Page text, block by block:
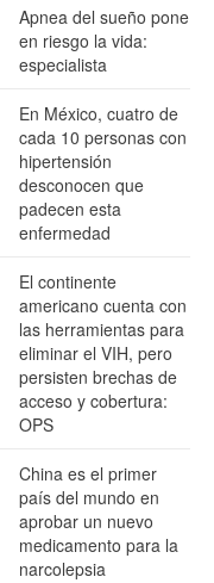
Apnea del sueño pone
en riesgo la vida:
especialista
En México, cuatro de
cada 10 personas con
hipertensión
desconocen que
padecen esta
enfermedad
El continente
americano cuenta con
las herramientas para
eliminar el VIH, pero
persisten brechas de
acceso y cobertura:
OPS
China es el primer
país del mundo en
aprobar un nuevo
medicamento para la
narcolepsia